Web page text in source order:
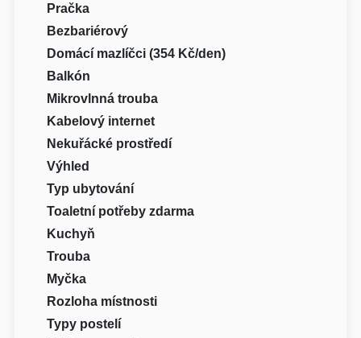
Pračka
Bezbariérový
Domácí mazlíčci (354 Kč/den)
Balkón
Mikrovlnná trouba
Kabelový internet
Nekuřácké prostředí
Výhled
Typ ubytování
Toaletní potřeby zdarma
Kuchyň
Trouba
Myčka
Rozloha místnosti
Typy postelí